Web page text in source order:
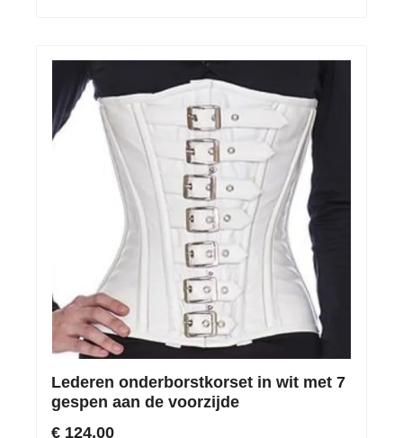
Lederen onderborstkorset in wit met 7
gespen aan de voorzijde
€ 124,00